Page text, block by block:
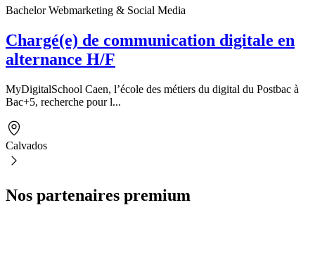
Bachelor Webmarketing & Social Media
Chargé(e) de communication digitale en
alternance H/F
MyDigitalSchool Caen, l’école des métiers du digital du Postbac à
Bac+5, recherche pour l...
Calvados
Nos partenaires premium